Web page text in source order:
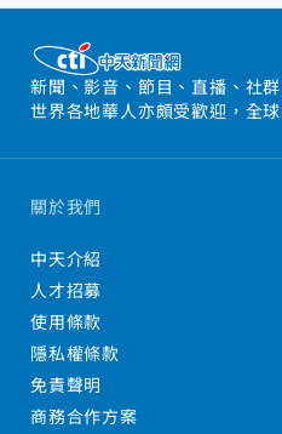
新聞、影音、節目、直播、社
世界各地華人亦頗受歡迎，全
關於我們
中天介紹
人才招募
使用條款
隱私權條款
免責聲明
商務合作方案